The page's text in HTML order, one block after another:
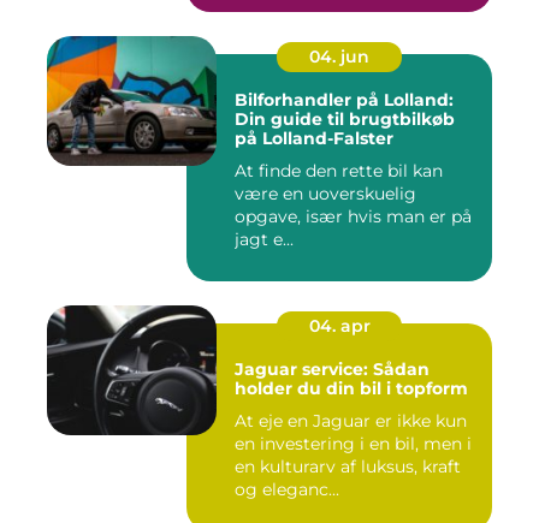
04. jun
Bilforhandler på Lolland:
Din guide til brugtbilkøb
på Lolland-Falster
At finde den rette bil kan
være en uoverskuelig
opgave, især hvis man er på
jagt e...
04. apr
Jaguar service: Sådan
holder du din bil i topform
At eje en Jaguar er ikke kun
en investering i en bil, men i
en kulturarv af luksus, kraft
og eleganc...